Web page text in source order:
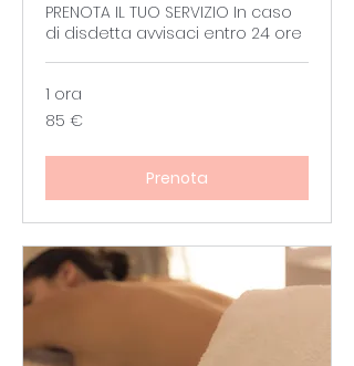
PRENOTA IL TUO SERVIZIO In caso
di disdetta avvisaci entro 24 ore
1 ora
85
euro
85 €
Prenota